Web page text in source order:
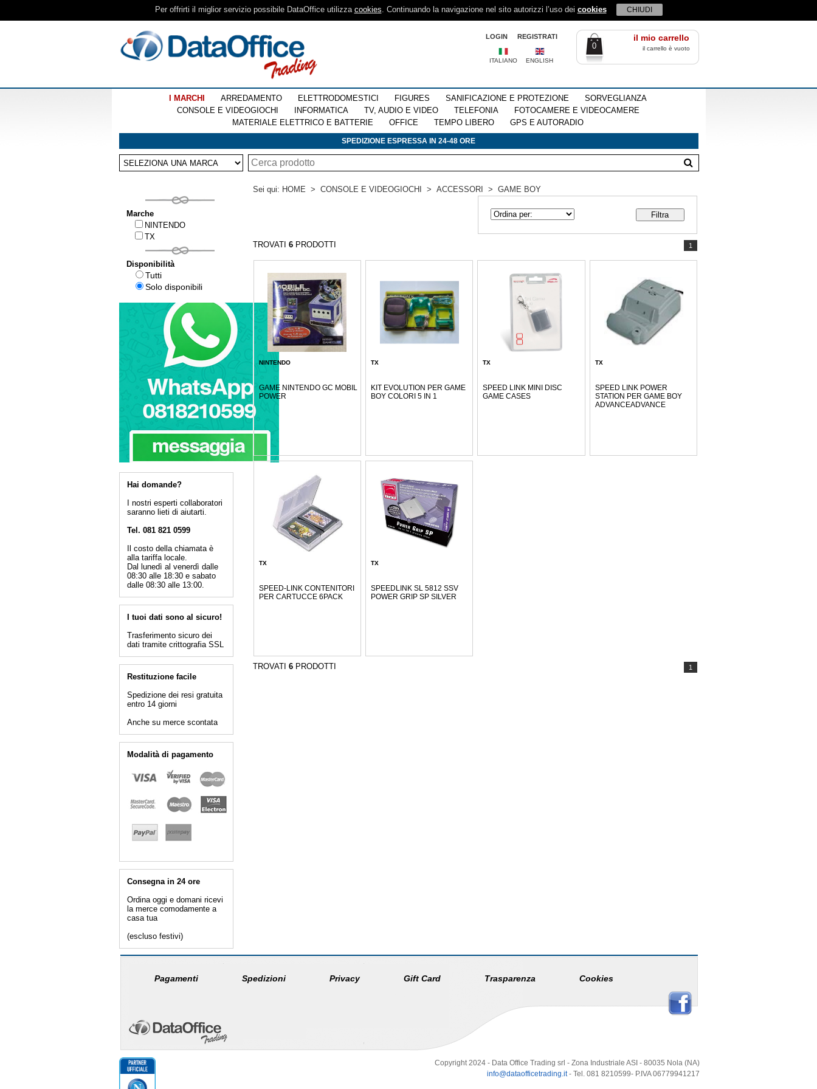
Per offrirti il miglior servizio possibile DataOffice utilizza cookies. Continuando la navigazione nel sito autorizzi l’uso dei cookies CHIUDI
il mio carrello
0 il carrello è vuoto
REGISTRATI
LOGIN
ITALIANO ENGLISH
I MARCHI ARREDAMENTO ELETTRODOMESTICI FIGURES SANIFICAZIONE E PROTEZIONE
SORVEGLIANZA
CONSOLE E VIDEOGIOCHI
INFORMATICA TV, AUDIO E VIDEO TELEFONIA
FOTOCAMERE E VIDEOCAMERE
MATERIALE ELETTRICO E BATTERIE
OFFICE TEMPO LIBERO GPS E AUTORADIO
SPEDIZIONE ESPRESSA IN 24-48 ORE
Marche
NINTENDO
TX
Disponibilità
Tutti
Solo disponibili
Hai domande?
I nostri esperti collaboratori
saranno lieti di aiutarti.
Tel. 081 821 0599
Il costo della chiamata è
alla tariffa locale.
Dal lunedì al venerdì dalle
08:30 alle 18:30 e sabato
dalle 08:30 alle 13:00.
I tuoi dati sono al sicuro!
Trasferimento sicuro dei
dati tramite crittografia SSL
Restituzione facile
Spedizione dei resi gratuita
entro 14 giorni
Anche su merce scontata
Modalità di pagamento
Consegna in 24 ore
Ordina oggi e domani ricevi
la merce comodamente a
casa tua
(escluso festivi)
Sei qui: HOME > CONSOLE E VIDEOGIOCHI > ACCESSORI > GAME BOY
TROVATI 6PRODOTTI 1
NINTENDO
GAME NINTENDO GC MOBIL
POWER
TX
KIT EVOLUTION PER GAME
BOY COLORI 5 IN 1
TX
SPEED LINK MINI DISC
GAME CASES
TX
SPEED LINK POWER
STATION PER GAME BOY
ADVANCEADVANCE
TX
SPEED-LINK CONTENITORI
PER CARTUCCE 6PACK
TX
SPEEDLINK SL 5812 SSV
POWER GRIP SP SILVER
TROVATI 6PRODOTTI 1
Pagamenti Spedizioni Privacy Gift Card Trasparenza Cookies
Copyright 2024 - Data Office Trading srl - Zona Industriale ASI - 80035 Nola (NA)
info@dataofficetrading.it- Tel. 081 8210599- P.IVA 06779941217